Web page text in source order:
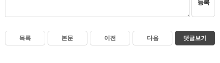
등록
목록 본문 이전 다음 댓글보기